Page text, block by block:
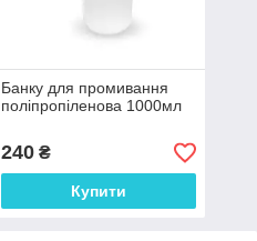
Банку для промивання
поліпропіленова 1000мл
240₴
Купити